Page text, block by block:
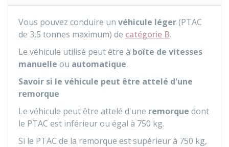
Vous pouvez conduire un véhicule léger(PTAC
de 3,5 tonnes maximum) de catégorie B.
Le véhicule utilisé peut être à boîte de vitesses
manuelle ou automatique.
Savoir si le véhicule peut être attelé d'une
remorque
Le véhicule peut être attelé d'une remorque dont
le PTAC est inférieur ou égal à 750 kg.
Si le PTAC de la remorque est supérieur à 750 kg,